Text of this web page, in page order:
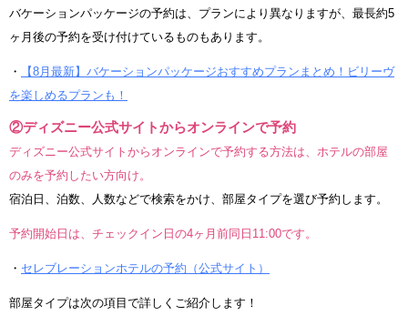
バケーションパッケージの予約は、プランにより異なりますが、最長約5
ヶ月後の予約を受け付けているものもあります。
・
【8月最新】バケーションパッケージおすすめプランまとめ！ビリーヴ
を楽しめるプランも！
②ディズニー公式サイトからオンラインで予約
ディズニー公式サイトからオンラインで予約する方法は、ホテルの部屋
のみを予約したい方向け。
宿泊日、泊数、人数などで検索をかけ、部屋タイプを選び予約します。
予約開始日は、チェックイン日の4ヶ月前同日11:00です。
・ セレブレーションホテルの予約（公式サイト）
部屋タイプは次の項目で詳しくご紹介します！